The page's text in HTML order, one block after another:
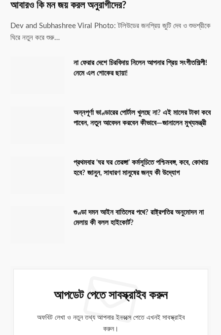
আবারও কি মন জয় করল অনুরাগীদের?
Dev and Subhashree Viral Photo: টলিউডের জনপ্রিয় জুটি দেব ও শুভশ্রীকে
ঘিরে নতুন করে শুরু…
না ফেরার দেশে চিরবিদায় নিলেন আপনার প্রিয় সংগীতশিল্পী!
নেমে এল শোকের ছায়া!
অন্নপূর্ণা ভাণ্ডারের পোর্টাল খুলছে না? এই মাসের টাকা কবে
পাবেন, নতুন আবেদন করবেন কীভাবে—জানালেন মুখ্যমন্ত্রী
প্রথমবার ‘ঘর ঘর তেরঙ্গা’ কর্মসূচিতে পশ্চিমবঙ্গ, কবে, কোথায়
হবে? জানুন, সাধারণ মানুষের জন্য কী উদ্যোগ
গুণ্ডা দমন আইন বাতিলের পথে? রাষ্ট্রপতির অনুমোদন না
মেলায় কী বলল হাইকোর্ট?
আপডেট পেতে সাবস্ক্রাইব করুন
অফবিট লেখা ও নতুন তথ্য আপনার ইনবক্সে পেতে এখনই সাবস্ক্রাইব
করুন।